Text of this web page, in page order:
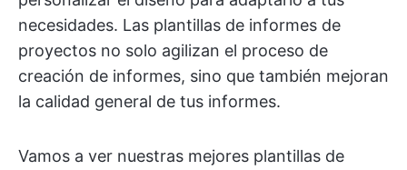
necesidades. Las plantillas de informes de
proyectos no solo agilizan el proceso de
creación de informes, sino que también mejoran
la calidad general de tus informes.
Vamos a ver nuestras mejores plantillas de